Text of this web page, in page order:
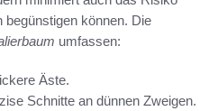
begünstigen können. Die
umfassen:
Äste.
Schnitte an dünnen Zweigen.